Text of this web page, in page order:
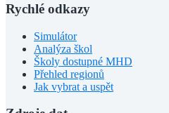
Rychlé odkazy
Simulátor
Analýza škol
Školy dostupné MHD
Přehled regionů
Jak vybrat a uspět